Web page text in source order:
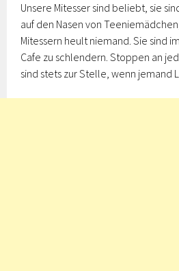
Unsere Mitesser sind beliebt, sie
auf den Nasen von
Mitessern heult niemand. Sie sind
Cafe zu schlendern. Stoppen an
sind stets zur Stelle, wenn jemand